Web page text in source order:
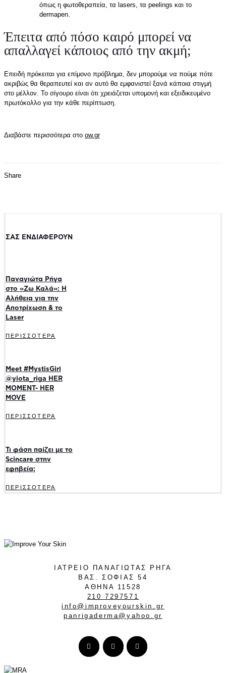
όπως η φωτοθεραπεία, τα lasers, τα peelings και το
dermapen.
Έπειτα από πόσο καιρό μπορεί να
απαλλαγεί κάποιος από την ακμή;
Επειδή πρόκειται για επίμονο πρόβλημα, δεν μπορούμε να πούμε πότε
ακριβώς θα θεραπευτεί και αν αυτό θα εμφανιστεί ξανά κάποια στιγμή
στο μέλλον. Το σίγουρο είναι ότι χρειάζεται υπομονή και εξειδικευμένο
πρωτόκολλο για την κάθε περίπτωση.
Διαβάστε περισσότερα στο ow.gr
Share
ΣΑΣ ΕΝΔΙΑΦΕΡΟΥΝ
Παναγιώτα Ρήγα
στο «Ζω Καλά»: Η
Αλήθεια για την
Αποτρίχωση & το
Laser
ΠΕΡΙΣΣΟΤΕΡΑ
Meet #MystisGirl
@yiota_riga HER
MOMENT- HER
MOVE
ΠΕΡΙΣΣΟΤΕΡΑ
Τι φάση παίζει με το
Scincare στην
εφηβεία;
ΠΕΡΙΣΣΟΤΕΡΑ
ΙΑΤΡΕΙΟ ΠΑΝΑΓΙΩΤΑΣ ΡΗΓΑ
ΒΑΣ. ΣΟΦΙΑΣ 54
ΑΘΗΝΑ 11528
210 7297571
info@improveyourskin.gr
panrigaderma@yahoo.gr